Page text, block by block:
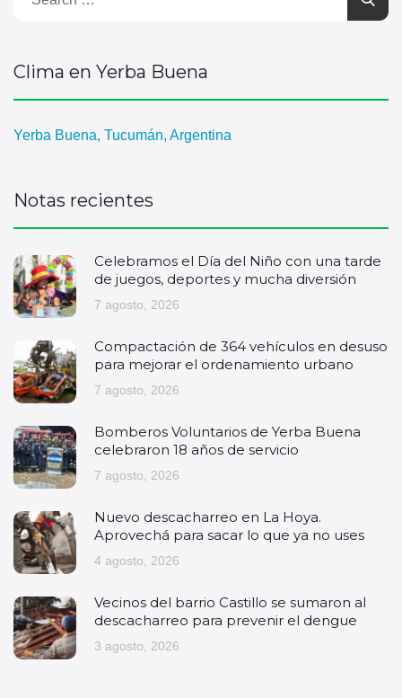
Clima en Yerba Buena
Yerba Buena, Tucumán, Argentina
Notas recientes
Celebramos el Día del Niño con una tarde
de juegos, deportes y mucha diversión
7 agosto, 2026
Compactación de 364 vehículos en desuso
para mejorar el ordenamiento urbano
7 agosto, 2026
Bomberos Voluntarios de Yerba Buena
celebraron 18 años de servicio
7 agosto, 2026
Nuevo descacharreo en La Hoya.
Aprovechá para sacar lo que ya no uses
4 agosto, 2026
Vecinos del barrio Castillo se sumaron al
descacharreo para prevenir el dengue
3 agosto, 2026